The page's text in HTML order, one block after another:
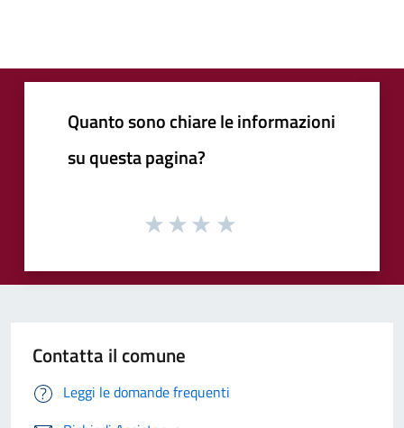
Quanto sono chiare le informazioni
su questa pagina?
Contatta il comune
Leggi le domande frequenti